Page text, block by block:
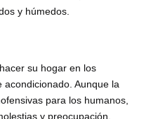
y húmedos.
su hogar en los
Aunque la
para los humanos,
y preocupación.